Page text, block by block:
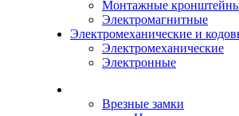
Монтажные
Электромагнитные
Электромеханические и
Электромеханические
Электронные
Врезные замки